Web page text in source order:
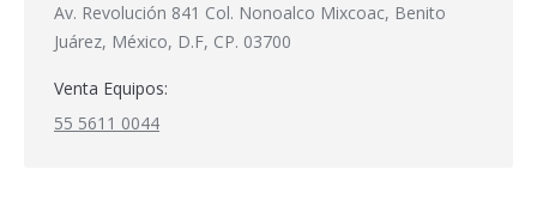
Av. Revolución 841 Col. Nonoalco Mixcoac, Benito
Juárez, México, D.F, CP. 03700
Venta Equipos:
55 5611 0044